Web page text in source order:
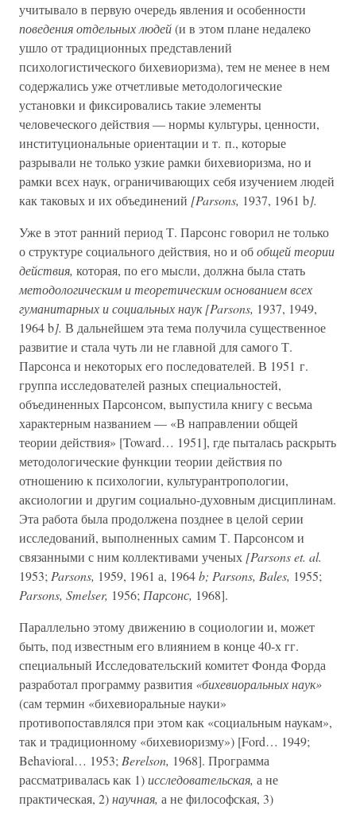
учитывало в первую очередь явления и особенности
поведения отдельных людей(и в этом плане недалеко
ушло от традиционных представлений
психологистического бихевиоризма), тем не менее в нем
содержались уже отчетливые методологические
установки и фиксировались такие элементы
человеческого действия — нормы культуры, ценности,
институциональные ориентации и т. п., которые
разрывали не только узкие рамки бихевиоризма, но и
рамки всех наук, ограничивающих себя изучением людей
как таковых и их объединений [Parsons, 1937, 1961 b].
Уже в этот ранний период Т. Парсонс говорил не только
о структуре социального действия, но и обобщей теории
действия, которая, по его мысли, должна была стать
методологическим и теоретическим основанием всех
гуманитарных и социальных наук [Parsons, 1937, 1949,
1964 b]. В дальнейшем эта тема получила существенное
развитие и стала чуть ли не главной для самого Т.
Парсонса и некоторых его последователей. В 1951 г.
группа исследователей разных специальностей,
объединенных Парсонсом, выпустила книгу с весьма
характерным названием — «В направлении общей
теории действия» [Toward… 1951], где пыталась раскрыть
методологические функции теории действия по
отношению к психологии, культурантропологии,
аксиологии и другим социально-духовным дисциплинам.
Эта работа была продолжена позднее в целой серии
исследований, выполненных самим Т. Парсонсом и
связанными с ним коллективами ученых [Parsons et. al.
1953; Parsons, 1959, 1961 а, 1964b; Parsons, Bales, 1955;
Parsons, Smelser, 1956; Парсонс, 1968].
Параллельно этому движению в социологии и, может
быть, под известным его влиянием в конце 40-х гг.
специальный Исследовательский комитет Фонда Форда
разработал программу развития «бихевиоральных наук»
(сам термин «бихевиоральные науки»
противопоставлялся при этом как «социальным наукам»,
так и традиционному «бихевиоризму») [Ford… 1949;
Behavioral… 1953; Berelson, 1968]. Программа
рассматривалась как 1)исследовательская, а не
практическая, 2)научная, а не философская, 3)